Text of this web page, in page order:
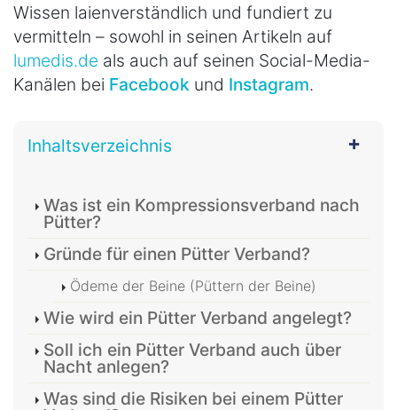
Wissen laienverständlich und fundiert zu
vermitteln – sowohl in seinen Artikeln auf
lumedis.de als auch auf seinen Social-Media-
Kanälen bei Facebook und Instagram.
Inhaltsverzeichnis
Was ist ein Kompressionsverband nach
Pütter?
Gründe für einen Pütter Verband?
Ödeme der Beine (Püttern der Beine)
Wie wird ein Pütter Verband angelegt?
Soll ich ein Pütter Verband auch über
Nacht anlegen?
Was sind die Risiken bei einem Pütter